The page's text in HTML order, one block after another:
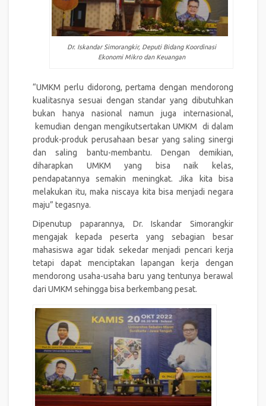
Dr. Iskandar Simorangkir, Deputi Bidang Koordinasi
Ekonomi Mikro dan Keuangan
“UMKM perlu didorong, pertama dengan mendorong
kualitasnya sesuai dengan standar yang dibutuhkan
bukan hanya nasional namun juga internasional,
kemudian dengan mengikutsertakan UMKM di dalam
produk-produk perusahaan besar yang saling sinergi
dan saling bantu-membantu. Dengan demikian,
diharapkan UMKM yang bisa naik kelas,
pendapatannya semakin meningkat. Jika kita bisa
melakukan itu, maka niscaya kita bisa menjadi negara
maju” tegasnya.
Dipenutup paparannya, Dr. Iskandar Simorangkir
mengajak kepada peserta yang sebagian besar
mahasiswa agar tidak sekedar menjadi pencari kerja
tetapi dapat menciptakan lapangan kerja dengan
mendorong usaha-usaha baru yang tentunya berawal
dari UMKM sehingga bisa berkembang pesat.